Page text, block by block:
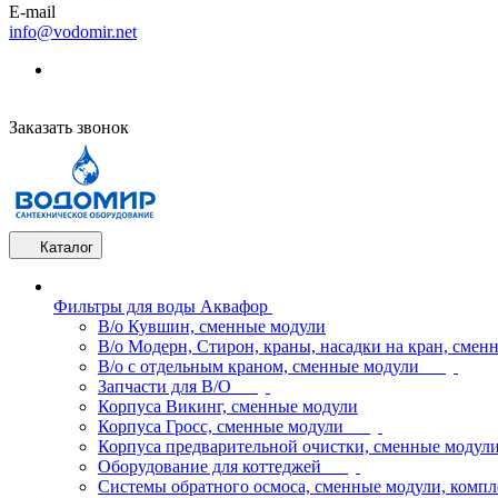
E-mail
info@vodomir.net
Заказать звонок
Каталог
Фильтры для воды Аквафор
В/о Кувшин, сменные модули
В/о Модерн, Стирон, краны, насадки на кран,
В/о с отдельным краном, сменные модули
Запчасти для В/О
Корпуса Викинг, сменные модули
Корпуса Гросс, сменные модули
Корпуса предварительной очистки, сменные модули
Оборудование для коттеджей
Системы обратного осмоса, сменные модули,